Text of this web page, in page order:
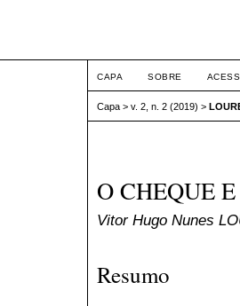
CAPA SOBRE
Capa > v. 2, n. 2 (2019) >
O CHEQUE
Vitor Hugo Nunes
Resumo